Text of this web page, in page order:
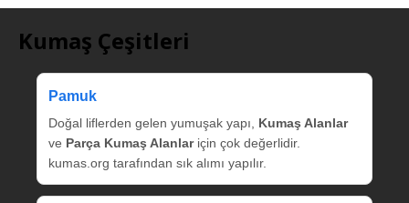
Kumaş Çeşitleri
Pamuk
Doğal liflerden gelen yumuşak yapı, Kumaş Alanlar
ve Parça Kumaş Alanlariçin çok değerlidir.
kumas.org tarafından sık alımı yapılır.